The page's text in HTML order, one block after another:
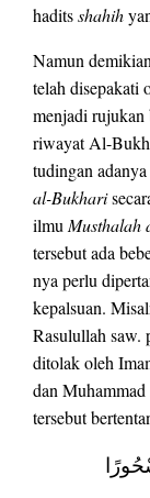
haditsshahih
Namun
telah disepakati
menjadi rujukan
riwayat Al-
tudingan
al-Bukhari
ilmu Musthalah
tersebut ada
nya perlu
kepalsuan.
Rasulullah saw.
ditolak oleh
dan
tersebut